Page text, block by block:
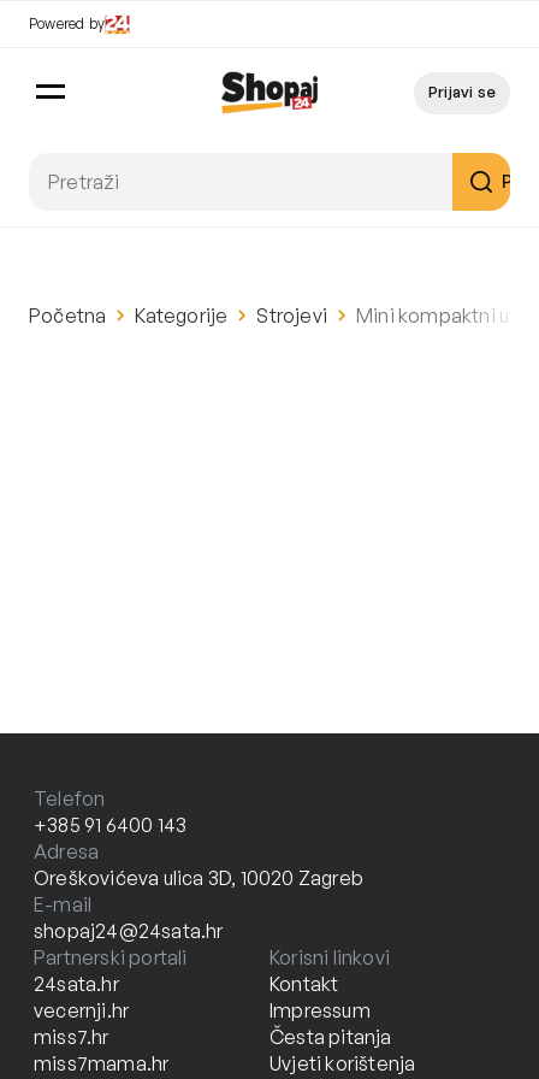
Powered by
Prijavi se
Početna Kategorije Strojevi Mini kompaktni
Telefon
+385 91 6400 143
Adresa
Oreškovićeva ulica 3D, 10020 Zagreb
E-mail
shopaj24@24sata.hr
Partnerski portali
24sata.hr
vecernji.hr
miss7.hr
miss7mama.hr
Korisni linkovi
Kontakt
Impressum
Česta pitanja
Uvjeti korištenja